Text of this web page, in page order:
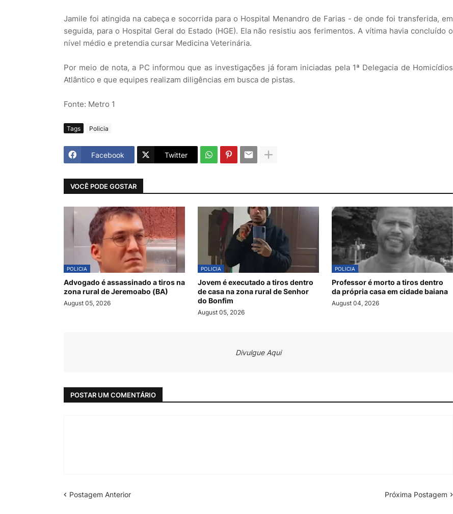
Jamile foi atingida na cabeça e socorrida para o Hospital Menandro de Farias - de onde foi transferida, em
seguida, para o Hospital Geral do Estado (HGE). Ela não resistiu aos ferimentos. A vítima havia concluído o
nível médio e pretendia cursar Medicina Veterinária.
Por meio de nota, a PC informou que as investigações já foram iniciadas pela 1ª Delegacia de Homicídios
Atlântico e que equipes realizam diligências em busca de pistas.
Fonte: Metro 1
Tags Policia
Facebook Twitter
VOCÊ PODE GOSTAR
POLICIA
Advogado é assassinado a tiros na
zona rural de Jeremoabo (BA)
August 05, 2026
POLICIA
Jovem é executado a tiros dentro
de casa na zona rural de Senhor
do Bonfim
August 05, 2026
POLICIA
Professor é morto a tiros dentro
da própria casa em cidade baiana
August 04, 2026
Divulgue Aqui
POSTAR UM COMENTÁRIO
Postagem Anterior Próxima Postagem